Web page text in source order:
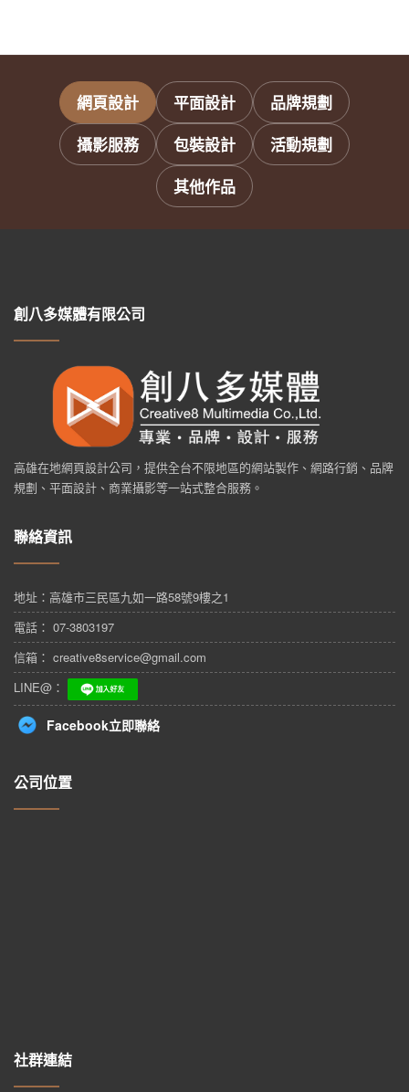
網頁設計 平面設計
品牌規劃
攝影服務
包裝設計
活動規劃
其他作品
創八多媒體有限公司
高雄在地網頁設計公司，提供全台不限地區的網站製作、網路行銷、品牌
規劃、平面設計、商業攝影等一站式整合服務。
聯絡資訊
地址： 高雄市三民區九如一路58號9樓之1
電話： 07-3803197
信箱： creative8service@gmail.com
LINE@：
Facebook立即聯絡
公司位置
社群連結